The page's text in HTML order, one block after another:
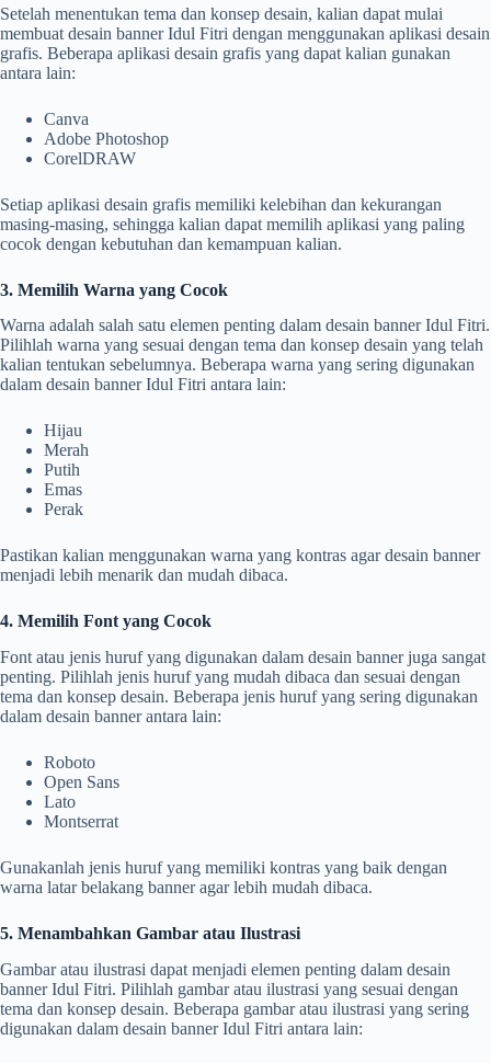
Setelah menentukan tema dan konsep desain, kalian dapat mulai
membuat desain banner Idul Fitri dengan menggunakan aplikasi desain
grafis. Beberapa aplikasi desain grafis yang dapat kalian gunakan
antara lain:
Canva
Adobe Photoshop
CorelDRAW
Setiap aplikasi desain grafis memiliki kelebihan dan kekurangan
masing-masing, sehingga kalian dapat memilih aplikasi yang paling
cocok dengan kebutuhan dan kemampuan kalian.
3. Memilih Warna yang Cocok
Warna adalah salah satu elemen penting dalam desain banner Idul Fitri.
Pilihlah warna yang sesuai dengan tema dan konsep desain yang telah
kalian tentukan sebelumnya. Beberapa warna yang sering digunakan
dalam desain banner Idul Fitri antara lain:
Hijau
Merah
Putih
Emas
Perak
Pastikan kalian menggunakan warna yang kontras agar desain banner
menjadi lebih menarik dan mudah dibaca.
4. Memilih Font yang Cocok
Font atau jenis huruf yang digunakan dalam desain banner juga sangat
penting. Pilihlah jenis huruf yang mudah dibaca dan sesuai dengan
tema dan konsep desain. Beberapa jenis huruf yang sering digunakan
dalam desain banner antara lain:
Roboto
Open Sans
Lato
Montserrat
Gunakanlah jenis huruf yang memiliki kontras yang baik dengan
warna latar belakang banner agar lebih mudah dibaca.
5. Menambahkan Gambar atau Ilustrasi
Gambar atau ilustrasi dapat menjadi elemen penting dalam desain
banner Idul Fitri. Pilihlah gambar atau ilustrasi yang sesuai dengan
tema dan konsep desain. Beberapa gambar atau ilustrasi yang sering
digunakan dalam desain banner Idul Fitri antara lain: